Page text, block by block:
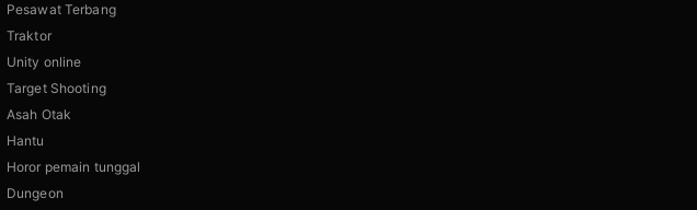
Pesawat Terbang
Traktor
Unity online
Target Shooting
Asah Otak
Hantu
Horor pemain tunggal
Dungeon